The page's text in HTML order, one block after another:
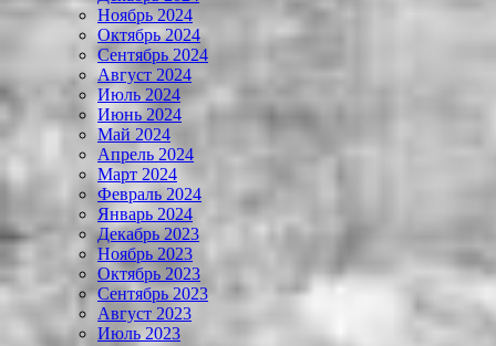
Ноябрь 2024
Октябрь 2024
Сентябрь 2024
Август 2024
Июль 2024
Июнь 2024
Май 2024
Апрель 2024
Март 2024
Февраль 2024
Январь 2024
Декабрь 2023
Ноябрь 2023
Октябрь 2023
Сентябрь 2023
Август 2023
Июль 2023